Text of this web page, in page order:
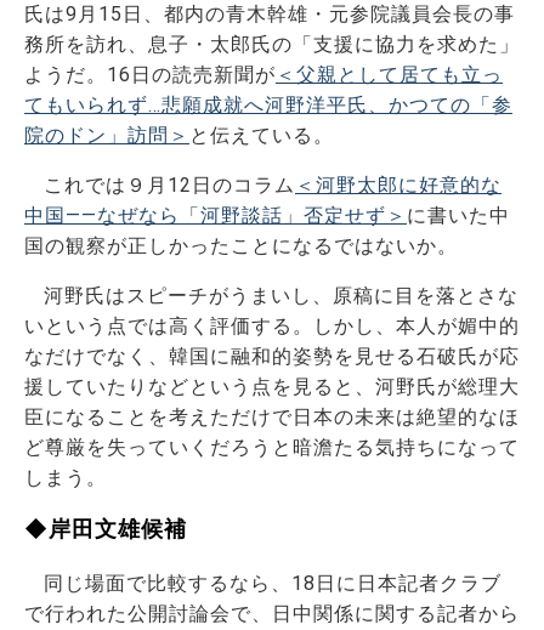
氏は9月15日、都内の青木幹雄・元参院議員会長の事
務所を訪れ、息子・太郎氏の「支援に協力を求めた」
ようだ。16日の読売新聞が ＜父親として居ても立っ
てもいられず…悲願成就へ河野洋平氏、かつての「参
院のドン」訪問＞ と伝えている。
これでは９月12日のコラム ＜河野太郎に好意的な
中国――なぜなら「河野談話」否定せず＞ に書いた中
国の観察が正しかったことになるではないか。
河野氏はスピーチがうまいし、原稿に目を落とさな
いという点では高く評価する。しかし、本人が媚中的
なだけでなく、韓国に融和的姿勢を見せる石破氏が応
援していたりなどという点を見ると、河野氏が総理大
臣になることを考えただけで日本の未来は絶望的なほ
ど尊厳を失っていくだろうと暗澹たる気持ちになって
しまう。
◆岸田文雄候補
同じ場面で比較するなら、18日に日本記者クラブ
で行われた公開討論会で、日中関係に関する記者から